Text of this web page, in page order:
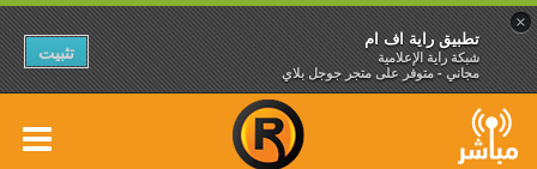
×
تطبيق راية اف ام
شبكة راية الإعلامية
مجاني - متوفر على متجر جوجل بلاي
تثبيت